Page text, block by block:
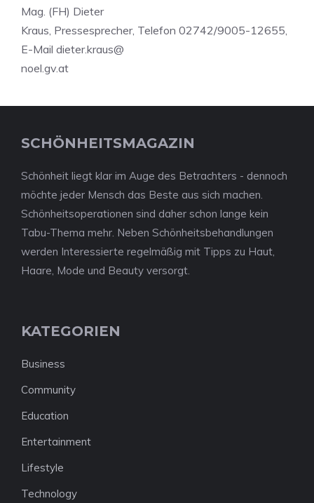
Mag. (FH) Dieter
Kraus, Pressesprecher, Telefon 02742/9005-12655,
E-Mail dieter.kraus@
noel.gv.at
SCHÖNHEITSMAGAZIN
Schönheit liegt klar im Auge des Betrachters - dennoch
möchte jeder Mensch das Beste aus sich machen.
Schönheitsoperationen sind daher schon lange kein
Tabu-Thema mehr. Neben Schönheitsbehandlungen
werden Interessierte regelmäßig mit Tipps zu Haut,
Haare, Mode und Beauty versorgt.
KATEGORIEN
Business
Community
Education
Entertainment
Lifestyle
Technology